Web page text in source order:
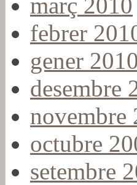
febrer
gener 2010
desembre
novembre
octubre
setembre